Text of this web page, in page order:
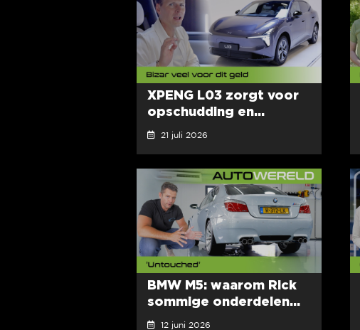
XPENG L03 zorgt voor
opschudding en...
21 juli 2026
BMW M5: waarom Rick
sommige onderdelen...
12 juni 2026